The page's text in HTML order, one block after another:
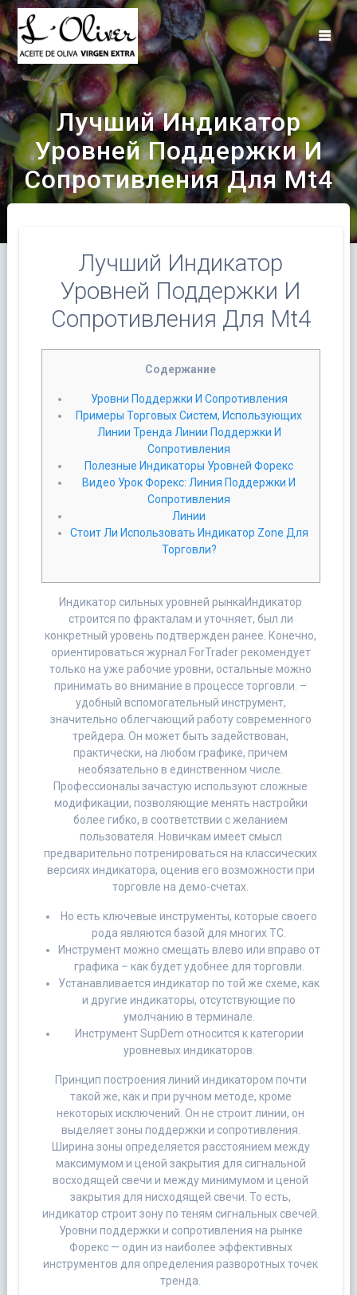
Saltar
al
contenido
Лучший Индикатор
Уровней Поддержки И
Сопротивления Для Mt4
Лучший Индикатор
Уровней Поддержки И
Сопротивления Для Mt4
Cодержание
Уровни Поддержки И Сопротивления
Примеры Торговых Систем, Использующих
Линии Тренда Линии Поддержки И
Сопротивления
Полезные Индикаторы Уровней Форекс
Видео Урок Форекс: Линия Поддержки И
Сопротивления
Линии
Стоит Ли Использовать Индикатор Zone Для
Торговли?
Индикатор сильных уровней рынкаИндикатор
строится по фракталам и уточняет, был ли
конкретный уровень подтвержден ранее. Конечно,
ориентироваться журнал ForTrader рекомендует
только на уже рабочие уровни, остальные можно
принимать во внимание в процессе торговли. –
удобный вспомогательный инструмент,
значительно облегчающий работу современного
трейдера. Он может быть задействован,
практически, на любом графике, причем
необязательно в единственном числе.
Профессионалы зачастую используют сложные
модификации, позволяющие менять настройки
более гибко, в соответствии с желанием
пользователя. Новичкам имеет смысл
предварительно потренироваться на классических
версиях индикатора, оценив его возможности при
торговле на демо-счетах.
Но есть ключевые инструменты, которые своего
рода являются базой для многих ТС.
Инструмент можно смещать влево или вправо от
графика – как будет удобнее для торговли.
Устанавливается индикатор по той же схеме, как
и другие индикаторы, отсутствующие по
умолчанию в терминале.
Инструмент SupDem относится к категории
уровневых индикаторов.
Принцип построения линий индикатором почти
такой же, как и при ручном методе, кроме
некоторых исключений. Он не строит линии, он
выделяет зоны поддержки и сопротивления.
Ширина зоны определяется расстоянием между
максимумом и ценой закрытия для сигнальной
восходящей свечи и между минимумом и ценой
закрытия для нисходящей свечи. То есть,
индикатор строит зону по теням сигнальных свечей.
Уровни поддержки и сопротивления на рынке
Форекс — один из наиболее эффективных
инструментов для определения разворотных точек
тренда.